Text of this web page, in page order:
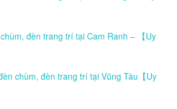
đèn trang trí tại Cam Ranh – 【Uy
chùm, đèn trang trí tại Vũng Tàu【Uy